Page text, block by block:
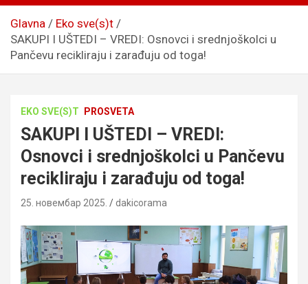
Glavna
Eko sve(s)t
SAKUPI I UŠTEDI – VREDI: Osnovci i srednjoškolci u
Pančevu recikliraju i zarađuju od toga!
EKO SVE(S)T PROSVETA
SAKUPI I UŠTEDI – VREDI:
Osnovci i srednjoškolci u Pančevu
recikliraju i zarađuju od toga!
25. новембар 2025. dakicorama